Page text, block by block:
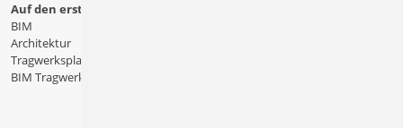
Auf den ersten Blick
BIM
Architektur
Tragwerksplanung
BIM Tragwerksplanung